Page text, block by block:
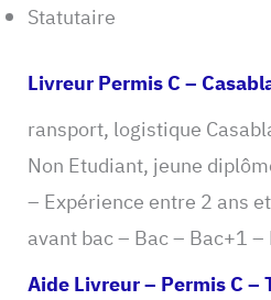
Statutaire
Livreur Permis C –
ransport, logistique
Non Etudiant, jeune
– Expérience entre 2 ans
avant bac – Bac – Bac+1
Aide Livreur – Permis C –